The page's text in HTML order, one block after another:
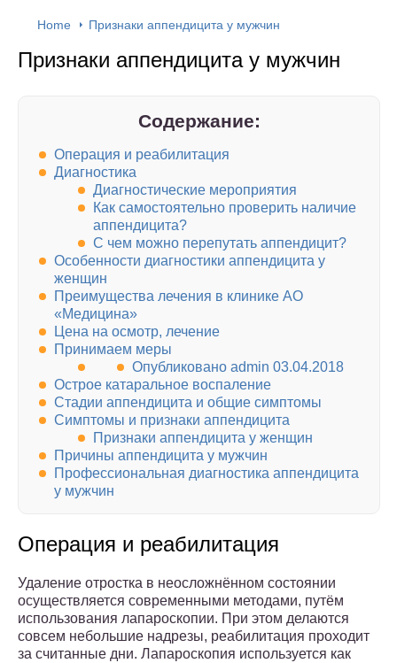
Home Признаки аппендицита у мужчин
Признаки аппендицита у мужчин
Содержание:
Операция и реабилитация
Диагностика
Диагностические мероприятия
Как самостоятельно проверить наличие
аппендицита?
С чем можно перепутать аппендицит?
Особенности диагностики аппендицита у
женщин
Преимущества лечения в клинике АО
«Медицина»
Цена на осмотр, лечение
Принимаем меры
Опубликовано admin 03.04.2018
Острое катаральное воспаление
Стадии аппендицита и общие симптомы
Симптомы и признаки аппендицита
Признаки аппендицита у женщин
Причины аппендицита у мужчин
Профессиональная диагностика аппендицита
у мужчин
Операция и реабилитация
Удаление отростка в неосложнённом состоянии
осуществляется современными методами, путём
использования лапароскопии. При этом делаются
совсем небольшие надрезы, реабилитация проходит
за считанные дни. Лапароскопия используется как